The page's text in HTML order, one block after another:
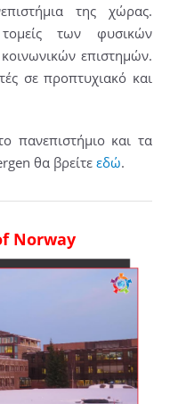
της χώρας.
τομείς των φυσικών
επιστημών.
σε προπτυχιακό και
πανεπιστήμιο και τα
θα βρείτεεδώ.
Norway